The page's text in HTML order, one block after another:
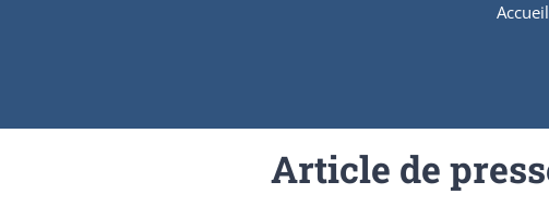
Accueil
Article de